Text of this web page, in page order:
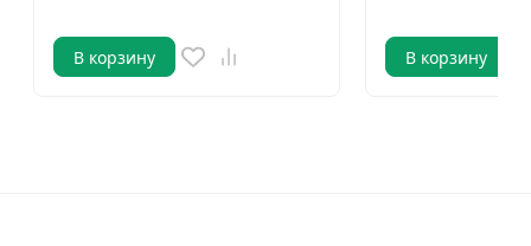
В корзину В корзину